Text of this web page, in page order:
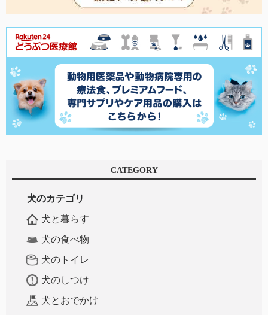
CATEGORY
犬のカテゴリ
犬と暮らす
犬の食べ物
犬のトイレ
犬のしつけ
犬とおでかけ